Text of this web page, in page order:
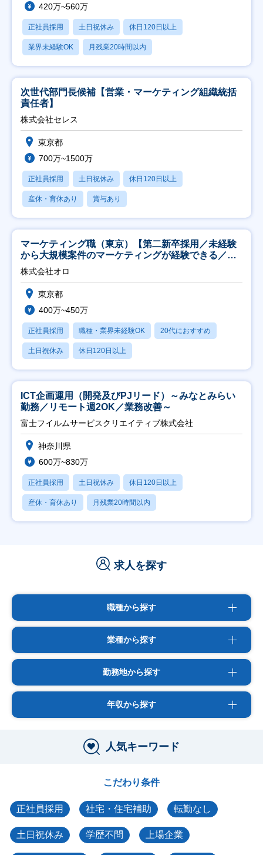
420万~560万
正社員採用 土日祝休み 休日120日以上
業界未経験OK 月残業20時間以内
次世代部門長候補【営業・マーケティング組織統括
責任者】
株式会社セレス
東京都
700万~1500万
正社員採用 土日祝休み 休日120日以上
産休・育休あり 賞与あり
マーケティング職（東京）【第二新卒採用／未経験
から大規模案件のマーケティングが経験できる／研
修充実】
株式会社オロ
東京都
400万~450万
正社員採用 職種・業界未経験OK 20代におすすめ
土日祝休み 休日120日以上
ICT企画運用（開発及びPJリード）～みなとみらい
勤務／リモート週2OK／業務改善～
富士フイルムサービスクリエイティブ株式会社
神奈川県
600万~830万
正社員採用 土日祝休み 休日120日以上
産休・育休あり 月残業20時間以内
求人を探す
職種から探す
業種から探す
勤務地から探す
年収から探す
人気キーワード
こだわり条件
正社員採用 社宅・住宅補助 転勤なし
土日祝休み 学歴不問 上場企業